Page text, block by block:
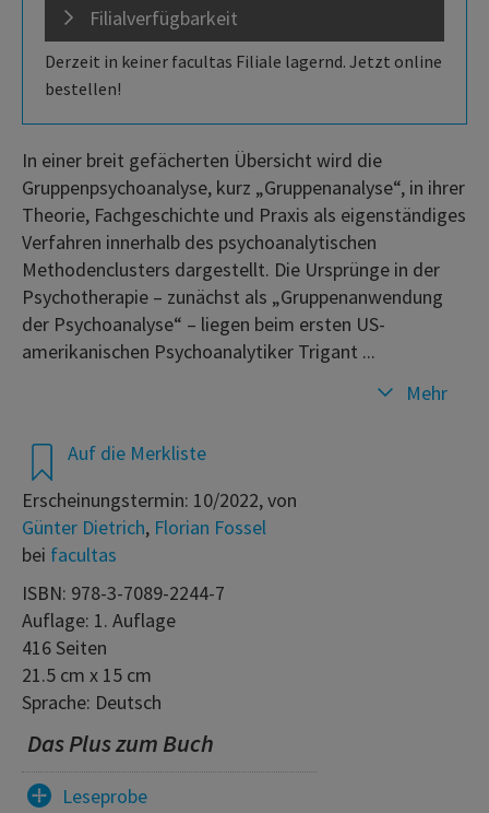
Filialverfügbarkeit
Derzeit in keiner facultas Filiale lagernd. Jetzt online
bestellen!
Auf die Merkliste
Erscheinungstermin: 10/2022, von
Günter Dietrich, Florian Fossel
bei facultas
ISBN: 978-3-7089-2244-7
Auflage: 1. Auflage
416 Seiten
21.5 cm x 15 cm
Sprache: Deutsch
Das Plus zum Buch
Leseprobe
In einer breit gefächerten Übersicht wird die
Gruppenpsychoanalyse, kurz „Gruppenanalyse“, in ihrer
Theorie, Fachgeschichte und Praxis als eigenständiges
Verfahren innerhalb des psychoanalytischen
Methodenclusters dargestellt. Die Ursprünge in der
Psychotherapie – zunächst als „Gruppenanwendung
der Psychoanalyse“ – liegen beim ersten US-
amerikanischen Psychoanalytiker Trigant ...
Mehr